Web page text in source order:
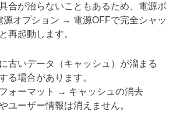
合が治らないこともあるため、電源ボ
オプション → 電源OFFで完全シャッ
再起動します。
古いデータ（キャッシュ）が溜まる
る場合があります。
ォーマット → キャッシュの消去
ユーザー情報は消えません。